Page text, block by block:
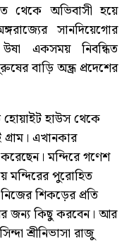
থেকে অভিবাসী হয়ে
সানদিয়েগোর
একসময় নিবন্ধিত
বাড়ি অন্ধ্র প্রদেশের
হোয়াইট হাউস থেকে
এখানকার
করেছেন। মন্দিরে গণেশ
মন্দিরের পুরোহিত
শিকড়ের প্রতি
জন্য কিছু করবেন। আর
শ্রীনিভাসা রাজু